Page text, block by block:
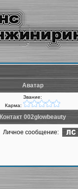
Аватар
Звание:
Карма:
Контакт 002glowbeauty
Личное сообщение: